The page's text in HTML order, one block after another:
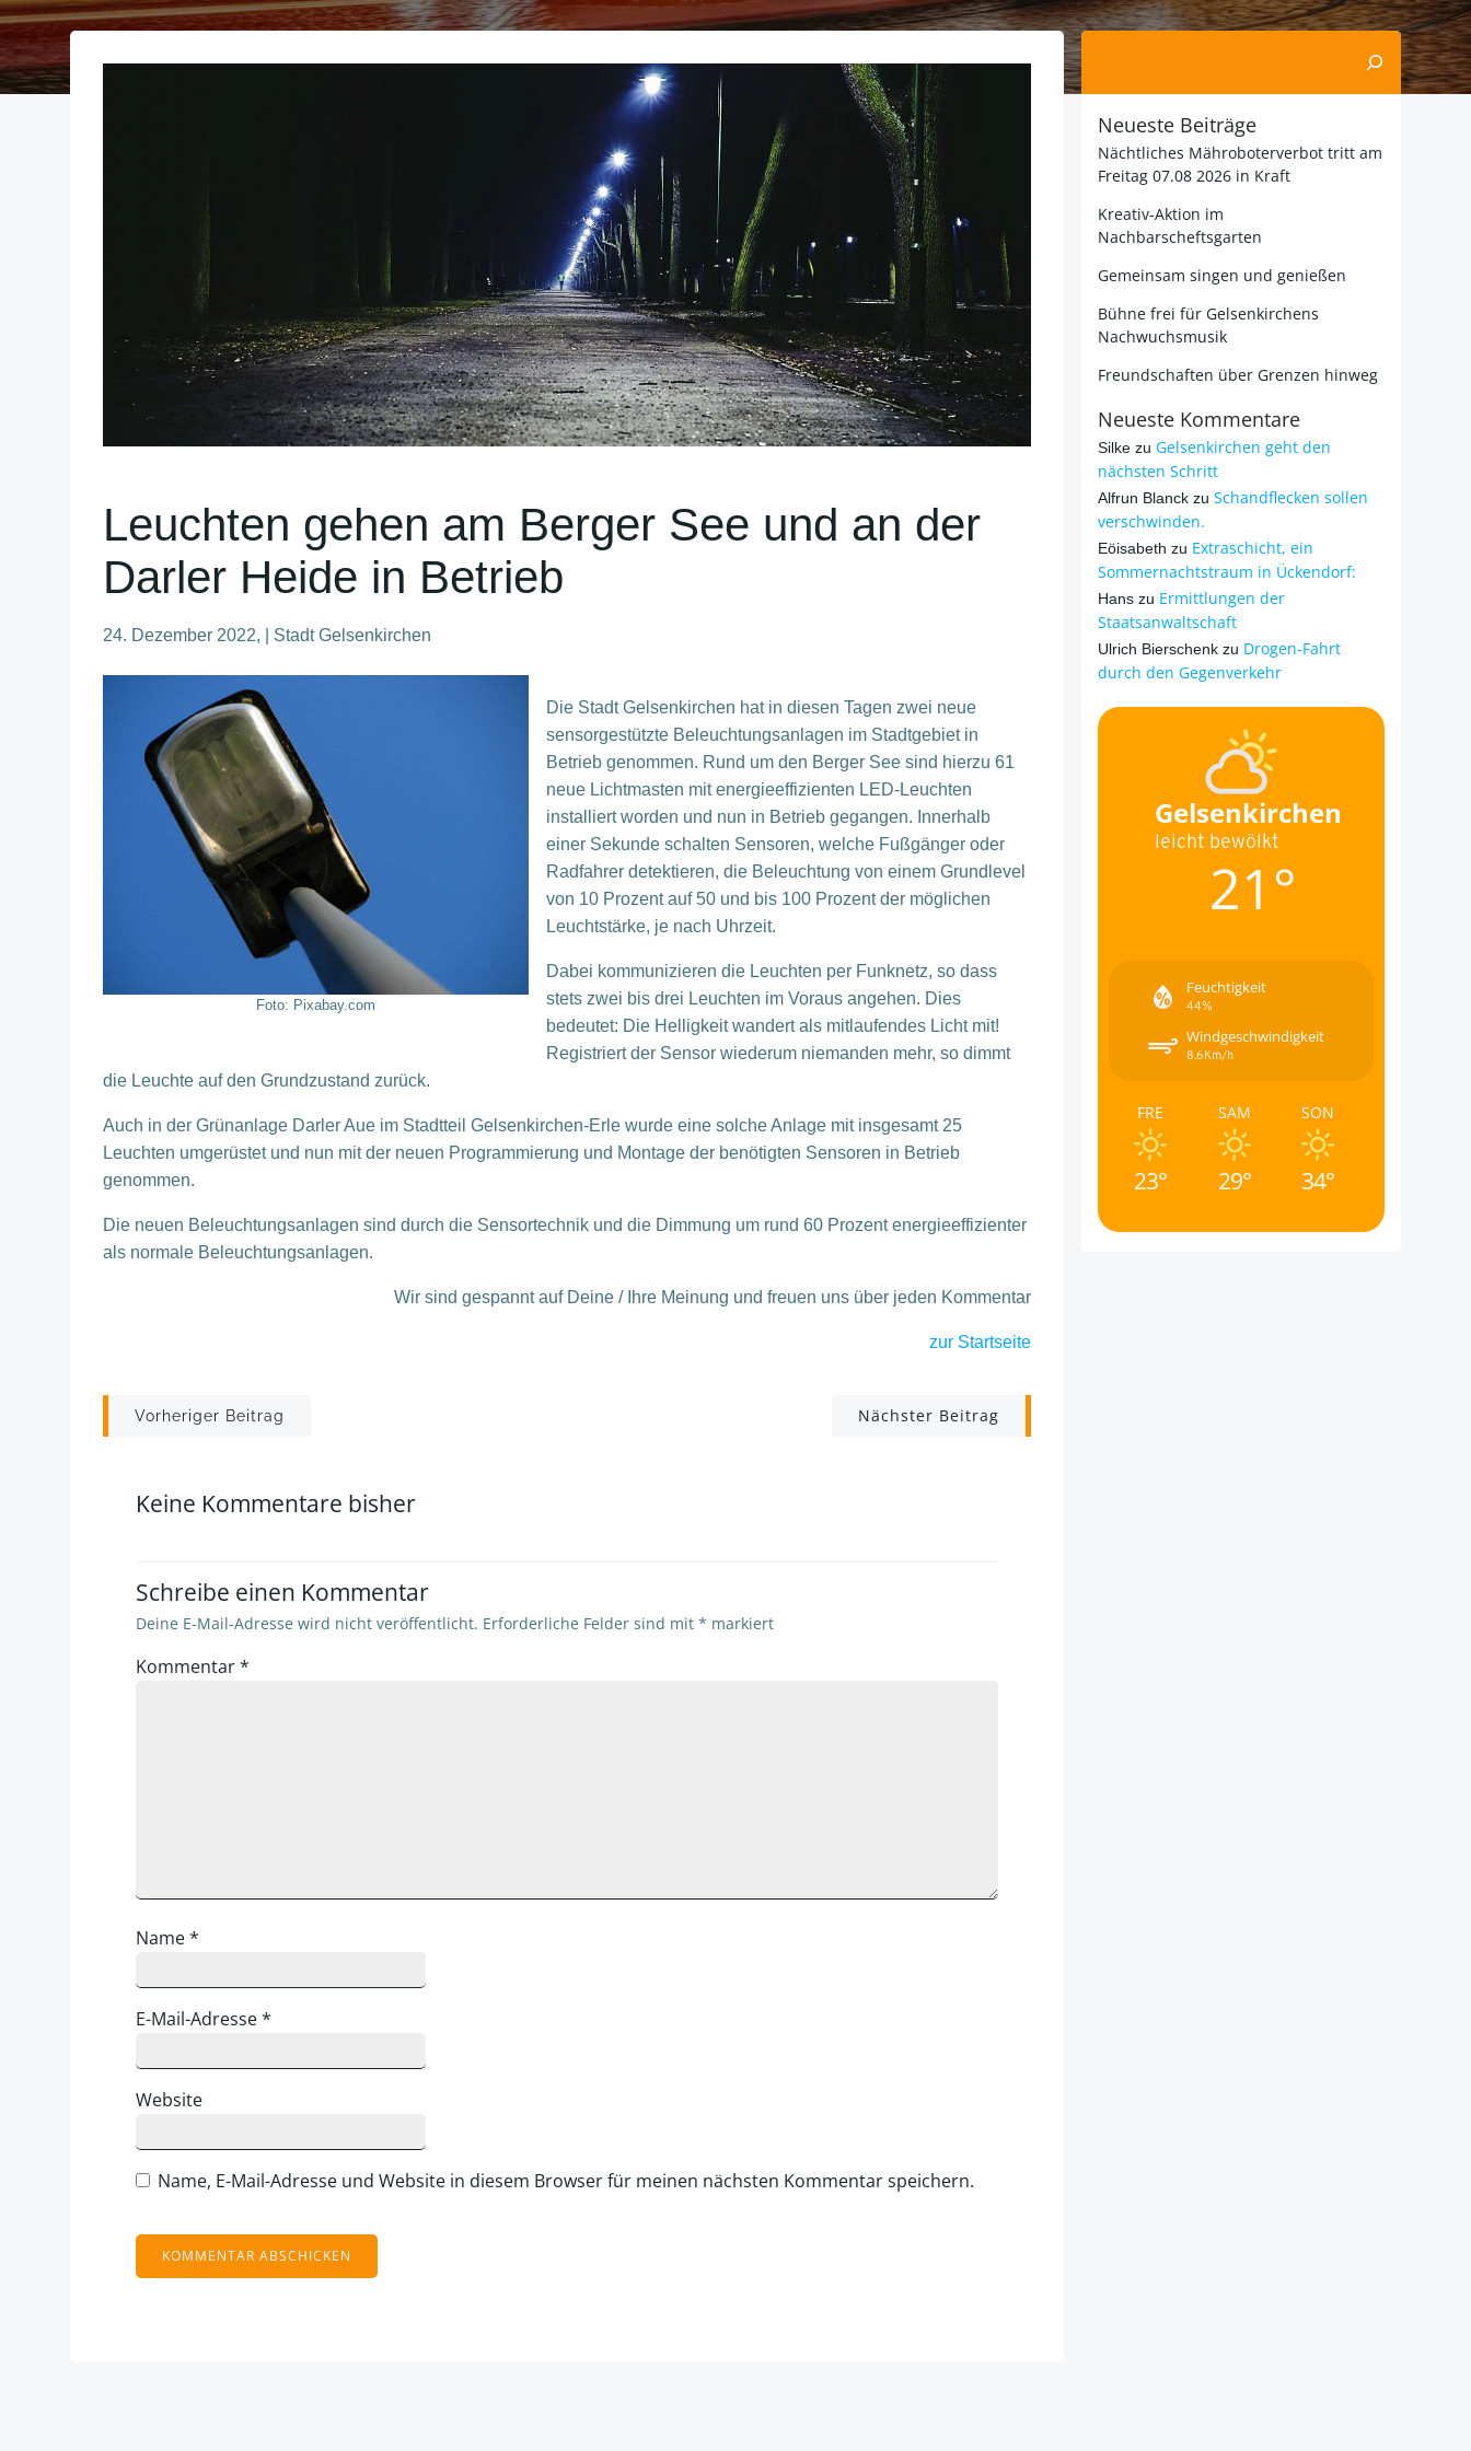
Leuchten gehen am Berger See und an der
Darler Heide in Betrieb
24. Dezember 2022, | Stadt Gelsenkirchen
Foto: Pixabay.com
Die Stadt Gelsenkirchen hat in diesen Tagen zwei neue
sensorgestützte Beleuchtungsanlagen im Stadtgebiet in
Betrieb genommen. Rund um den Berger See sind hierzu 61
neue Lichtmasten mit energieeffizienten LED-Leuchten
installiert worden und nun in Betrieb gegangen. Innerhalb
einer Sekunde schalten Sensoren, welche Fußgänger oder
Radfahrer detektieren, die Beleuchtung von einem Grundlevel
von 10 Prozent auf 50 und bis 100 Prozent der möglichen
Leuchtstärke, je nach Uhrzeit.
Dabei kommunizieren die Leuchten per Funknetz, so dass
stets zwei bis drei Leuchten im Voraus angehen. Dies
bedeutet: Die Helligkeit wandert als mitlaufendes Licht mit!
Registriert der Sensor wiederum niemanden mehr, so dimmt
die Leuchte auf den Grundzustand zurück.
Auch in der Grünanlage Darler Aue im Stadtteil Gelsenkirchen-Erle wurde eine solche Anlage mit insgesamt 25
Leuchten umgerüstet und nun mit der neuen Programmierung und Montage der benötigten Sensoren in Betrieb
genommen.
Die neuen Beleuchtungsanlagen sind durch die Sensortechnik und die Dimmung um rund 60 Prozent energieeffizienter
als normale Beleuchtungsanlagen.
Wir sind gespannt auf Deine / Ihre Meinung und freuen uns über jeden Kommentar
zur Startseite
Post
Vorheriger Beitrag Nächster Beitrag
Keine Kommentare bisher
Schreibe einen Kommentar
Deine E-Mail-Adresse wird nicht veröffentlicht. Erforderliche Felder sind mit * markiert
Kommentar*
Name*
E-Mail-Adresse*
Website
Name, E-Mail-Adresse und Website in diesem Browser für meinen nächsten Kommentar speichern.
Suchen
Neueste Beiträge
Nächtliches Mähroboterverbot tritt am
Freitag 07.08 2026 in Kraft
Kreativ-Aktion im
Nachbarscheftsgarten
Gemeinsam singen und genießen
Bühne frei für Gelsenkirchens
Nachwuchsmusik
Freundschaften über Grenzen hinweg
Neueste Kommentare
Silke zu Gelsenkirchen geht den
nächsten Schritt
Alfrun Blanck zu Schandflecken sollen
verschwinden.
Eöisabeth zu Extraschicht, ein
Sommernachtstraum in Ückendorf:
Hans zu Ermittlungen der
Staatsanwaltschaft
Ulrich Bierschenk zu Drogen-Fahrt
durch den Gegenverkehr
Gelsenkirchen
leicht bewölkt
21°
Feuchtigkeit
44%
Windgeschwindigkeit
8.6Km/h
FRE
23°
SAM
29°
SON
34°